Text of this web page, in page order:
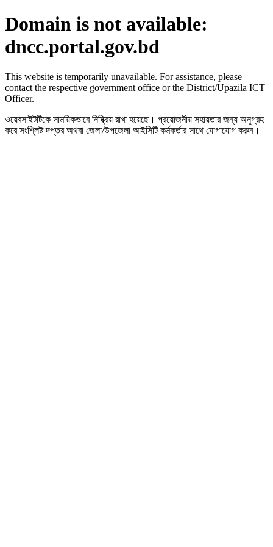
Domain is not available:
dncc.portal.gov.bd
This website is temporarily unavailable. For assistance, please
contact the respective government office or the District/Upazila ICT
Officer.
ওয়েবসাইটটিকে সাময়িকভাবে নিষ্ক্রিয় রাখা হয়েছে। প্রয়োজনীয় সহায়তার জন্য অনুগ্রহ
করে সংশ্লিষ্ট দপ্তর অথবা জেলা/উপজেলা আইসিটি কর্মকর্তার সাথে যোগাযোগ করুন।